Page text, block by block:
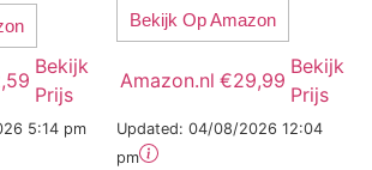
Bekijk
Prijs
5:14 pm
Bekijk Op Amazon
Amazon.nl €29,99
Bekijk
Prijs
Updated: 04/08/2026 12:04
pm